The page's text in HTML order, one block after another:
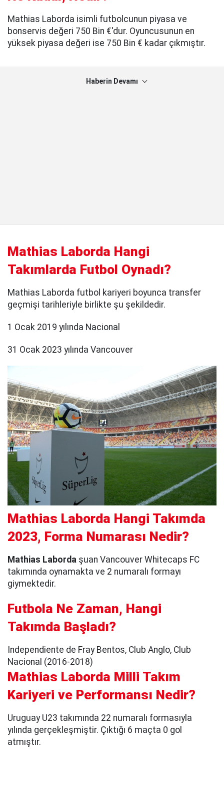
Mathias Laborda isimli futbolcunun piyasa ve
bonservis değeri 750 Bin €'dur. Oyuncusunun en
yüksek piyasa değeri ise 750 Bin € kadar çıkmıştır.
Haberin Devamı
Mathias Laborda Hangi
Takımlarda Futbol Oynadı?
Mathias Laborda futbol kariyeri boyunca transfer
geçmişi tarihleriyle birlikte şu şekildedir.
1 Ocak 2019 yılında Nacional
31 Ocak 2023 yılında Vancouver
Mathias Laborda Hangi Takımda
2023, Forma Numarası Nedir?
Mathias Laborda şuan Vancouver Whitecaps FC
takımında oynamakta ve 2 numaralı formayı
giymektedir.
Futbola Ne Zaman, Hangi
Takımda Başladı?
Independiente de Fray Bentos, Club Anglo, Club
Nacional (2016-2018)
Mathias Laborda Milli Takım
Kariyeri ve Performansı Nedir?
Uruguay U23 takımında 22 numaralı formasıyla
yılında gerçekleşmiştir. Çıktığı 6 maçta 0 gol
atmıştır.